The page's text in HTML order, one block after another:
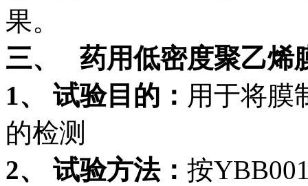
果。
三、 药用低密度聚乙烯
1、 试验目的： 用于将膜
的检测
2、 试验方法： 按